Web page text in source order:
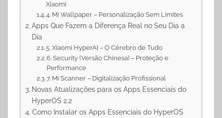
Xiaomi
4. Mi Wallpaper – Personalização Sem Limites
Apps Que Fazem a Diferença Real no Seu Dia a
Dia
5. Xiaomi HyperAI – O Cérebro de Tudo
6. Security (Versão Chinesa) – Proteção e
Performance
7. Mi Scanner – Digitalização Profissional
Novas Atualizações para os Apps Essenciais do
HyperOS 2.2
Como Instalar os Apps Essenciais do HyperOS